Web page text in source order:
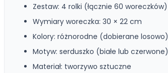
Zestaw: 4 rolki (łącznie 60 woreczków)
Wymiary woreczka: 30 × 22 cm
Kolory: różnorodne (dobierane losowo)
Motyw: serduszko (białe lub czerwone)
Materiał: tworzywo sztuczne